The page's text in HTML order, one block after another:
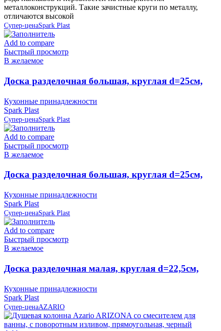
металлоконструкций. Такие зачистные круги по металлу,
отличаются высокой
Супер-ценаSpark Plast
Add to compare
Быстрый просмотр
В желаемое
Доска разделочная большая, круглая d=25см,
Кухонные принадлежности
Spark Plast
Супер-ценаSpark Plast
Add to compare
Быстрый просмотр
В желаемое
Доска разделочная большая, круглая d=25см,
819586)
Кухонные принадлежности
Spark Plast
Супер-ценаSpark Plast
Add to compare
Быстрый просмотр
В желаемое
Доска разделочная малая, круглая d=22,5см,
Кухонные принадлежности
Spark Plast
Супер-ценаAZARIO